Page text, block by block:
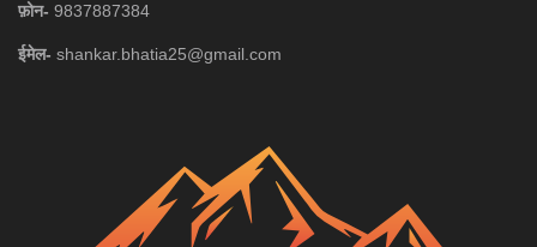
फ़ोन- 9837887384
ईमेल- shankar.bhatia25@gmail.com